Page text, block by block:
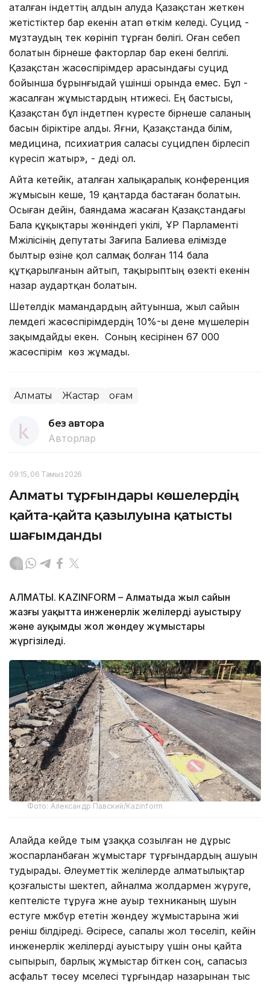
аталған індеттің алдын алуда Қазақстан жеткен
жетістіктер бар екенін атап өткім келеді. Суцид -
мұзтаудың тек көрініп тұрған бөлігі. Оған себеп
болатын бірнеше факторлар бар екені белгілі.
Қазақстан жасөспірімдер арасындағы суцид
бойынша бұрынғыдай үшінші орында емес. Бұл -
жасалған жұмыстардың нәтижесі. Ең бастысы,
Қазақстан бұл індетпен күресте бірнеше саланың
басын біріктіре алды. Яғни, Қазақстанда білім,
медицина, психиатрия саласы суцидпен бірлесіп
күресіп жатыр», - деді ол.
Айта кетейік, аталған халықаралық конференция
жұмысын кеше, 19 қаңтарда бастаған болатын.
Осыған дейін, баяндама жасаған Қазақстандағы
Бала құқықтары жөніндегі уәкілі, ҰР Парламенті
Мәжілісінің депутаты Зағипа Балиева елімізде
былтыр өзіне қол салмақ болған 114 бала
құтқарылғанын айтып, тақырыптың өзекті екенін
назар аудартқан болатын.
Шетелдік мамандардың айтуынша, жыл сайын
әлемдегі жасөспірімдердің 10%-ы дене мүшелерін
зақымдайды екен. Соның кесірінен 67 000
жасөспірім көз жұмады.
Алматы Жастар Қоғам
без автора
Авторлар
09:15, 06 Тамыз 2026
Алматы тұрғындары көшелердің
қайта-қайта қазылуына қатысты
шағымданды
АЛМАТЫ. KAZINFORM – Алматыда жыл сайын
жазғы уақытта инженерлік желілерді ауыстыру
және ауқымды жол жөндеу жұмыстары
жүргізіледі.
Фото: Александр Павский/Kazinform
Алайда кейде тым ұзаққа созылған не дұрыс
жоспарланбаған жұмыстарғ тұрғындардың ашуын
тудырады. Әлеуметтік желілерде алматылықтар
қозғалысты шектеп, айналма жолдармен жүруге,
кептелісте тұруға және ауыр техниканың шуын
естуге мәжбүр ететін жөндеу жұмыстарына жиі
реніш білдіреді. Әсіресе, сапалы жол төселіп, кейін
инженерлік желілерді ауыстыру үшін оны қайта
сыпырып, барлық жұмыстар біткен соң, сапасыз
асфальт төсеу мәселесі тұрғындар назарынан тыс